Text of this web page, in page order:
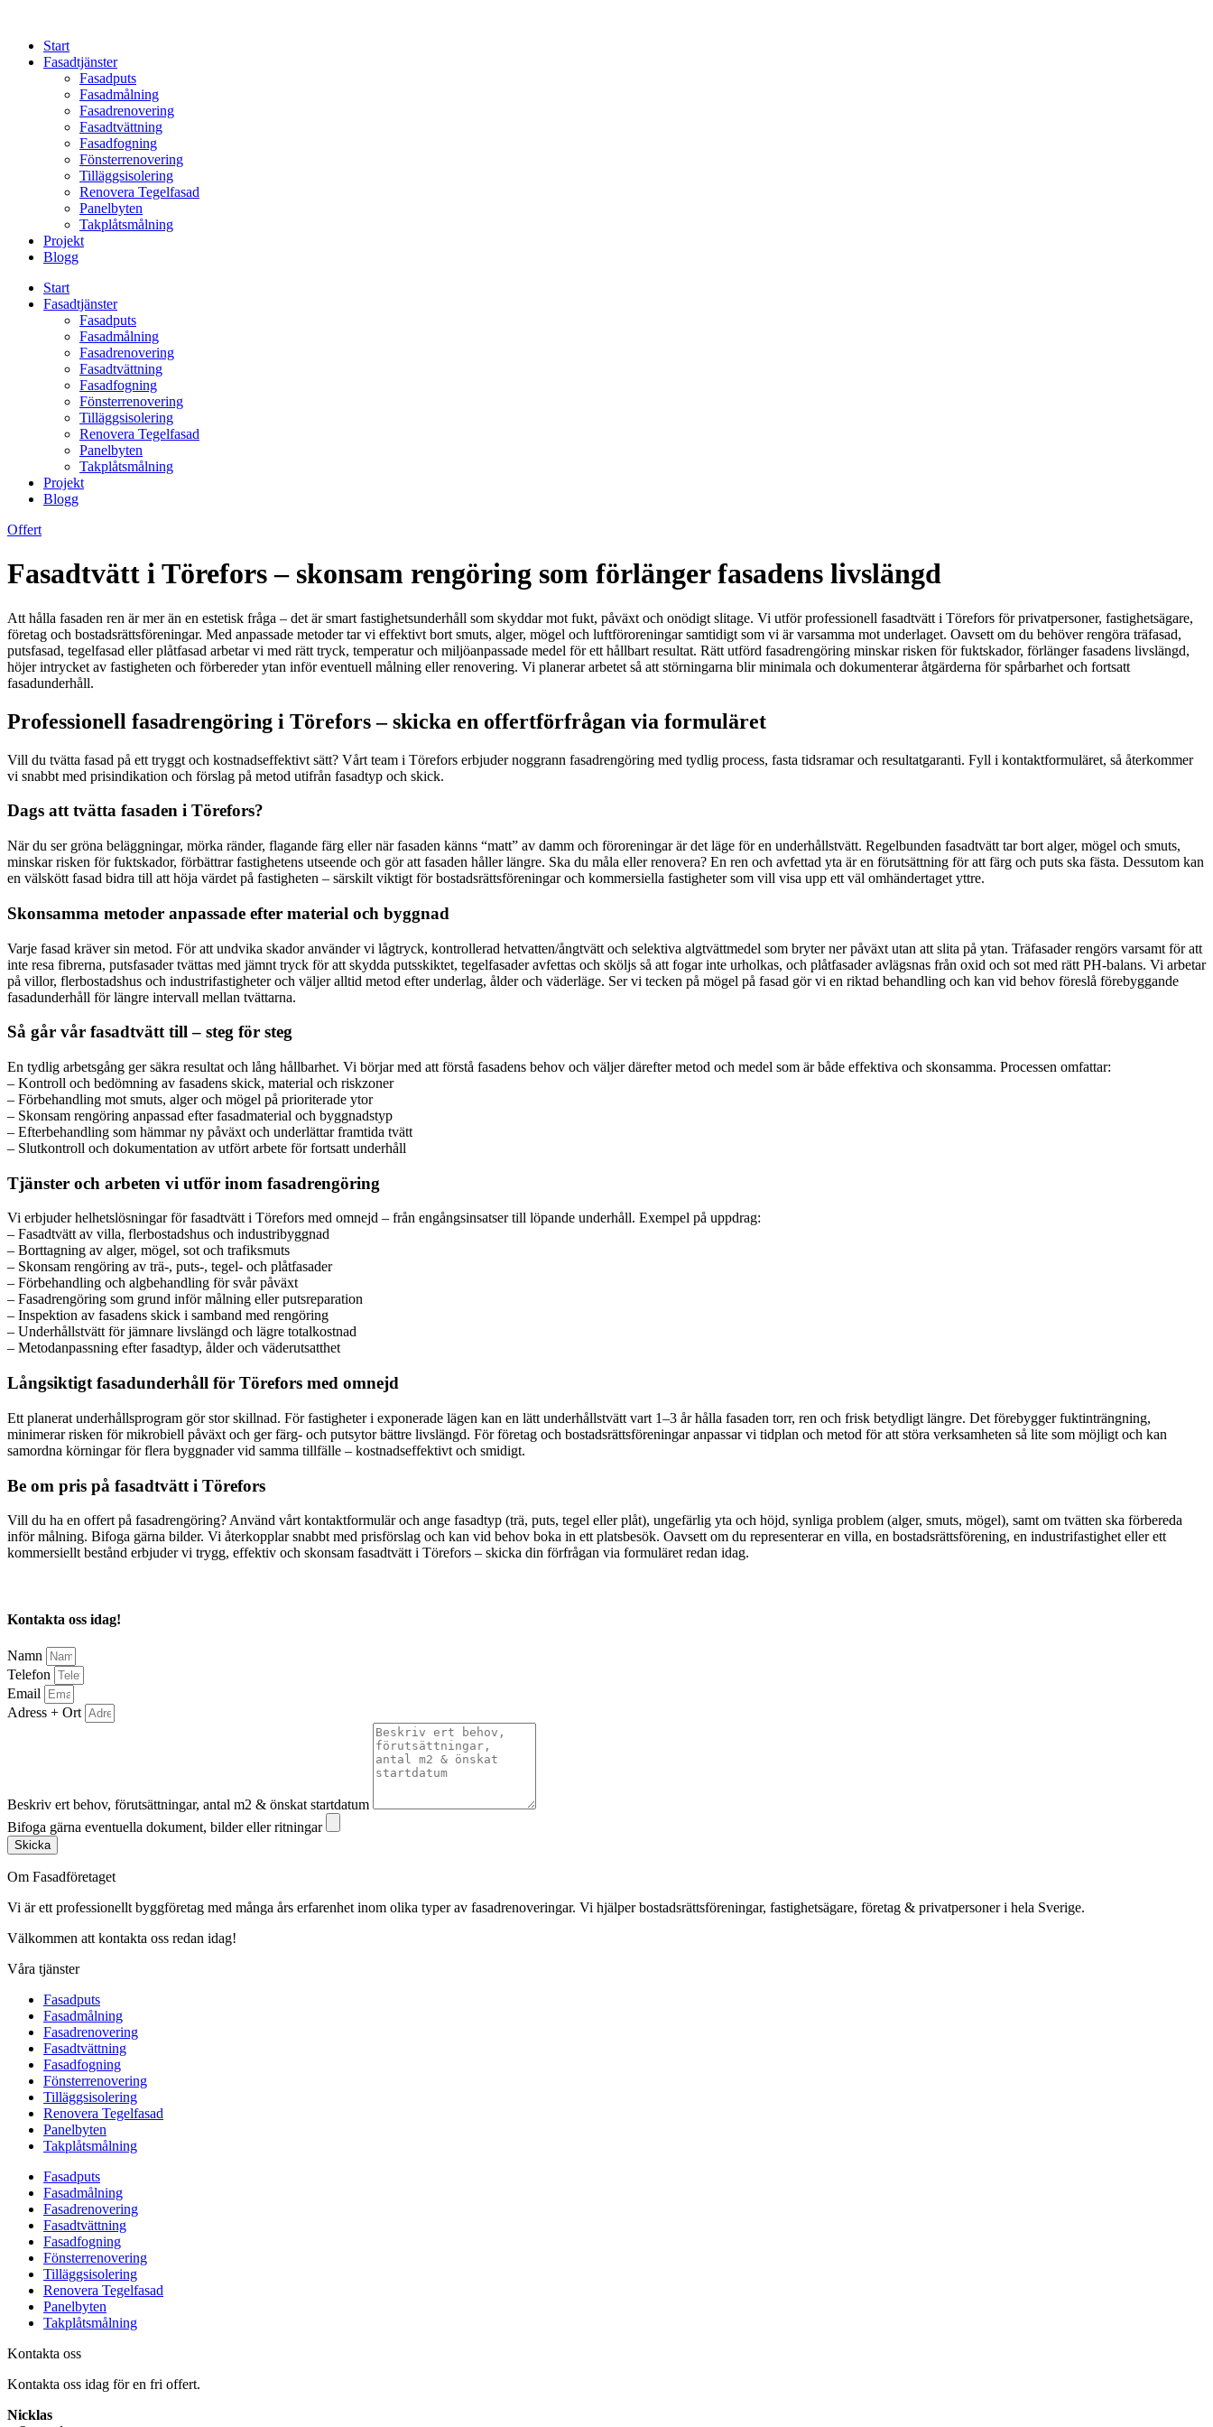
contentStart
Fasadtjänster
Fasadputs
Fasadmålning
Fasadrenovering
Fasadtvättning
Fasadfogning
Fönsterrenovering
Tilläggsisolering
Renovera Tegelfasad
Panelbyten
Takplåtsmålning
Projekt
Blogg
Start
Fasadtjänster
Fasadputs
Fasadmålning
Fasadrenovering
Fasadtvättning
Fasadfogning
Fönsterrenovering
Tilläggsisolering
Renovera Tegelfasad
Panelbyten
Takplåtsmålning
Projekt
Blogg
Offert
Fasadtvätt i Törefors – skonsam rengöring som förlänger fasadens livslängd
Att hålla fasaden ren är mer än en estetisk fråga – det är smart fastighetsunderhåll som skyddar mot fukt, påväxt och onödigt slitage. Vi utför professionell fasadtvätt i Törefors för privatpersoner, fastighetsägare,
företag och bostadsrättsföreningar. Med anpassade metoder tar vi effektivt bort smuts, alger, mögel och luftföroreningar samtidigt som vi är varsamma mot underlaget. Oavsett om du behöver rengöra träfasad,
putsfasad, tegelfasad eller plåtfasad arbetar vi med rätt tryck, temperatur och miljöanpassade medel för ett hållbart resultat. Rätt utförd fasadrengöring minskar risken för fuktskador, förlänger fasadens livslängd,
höjer intrycket av fastigheten och förbereder ytan inför eventuell målning eller renovering. Vi planerar arbetet så att störningarna blir minimala och dokumenterar åtgärderna för spårbarhet och fortsatt
fasadunderhåll.
Professionell fasadrengöring i Törefors – skicka en offertförfrågan via formuläret
Vill du tvätta fasad på ett tryggt och kostnadseffektivt sätt? Vårt team i Törefors erbjuder noggrann fasadrengöring med tydlig process, fasta tidsramar och resultatgaranti. Fyll i kontaktformuläret, så återkommer
vi snabbt med prisindikation och förslag på metod utifrån fasadtyp och skick.
Dags att tvätta fasaden i Törefors?
När du ser gröna beläggningar, mörka ränder, flagande färg eller när fasaden känns “matt” av damm och föroreningar är det läge för en underhållstvätt. Regelbunden fasadtvätt tar bort alger, mögel och smuts,
minskar risken för fuktskador, förbättrar fastighetens utseende och gör att fasaden håller längre. Ska du måla eller renovera? En ren och avfettad yta är en förutsättning för att färg och puts ska fästa. Dessutom kan
en välskött fasad bidra till att höja värdet på fastigheten – särskilt viktigt för bostadsrättsföreningar och kommersiella fastigheter som vill visa upp ett väl omhändertaget yttre.
Skonsamma metoder anpassade efter material och byggnad
Varje fasad kräver sin metod. För att undvika skador använder vi lågtryck, kontrollerad hetvatten/ångtvätt och selektiva algtvättmedel som bryter ner påväxt utan att slita på ytan. Träfasader rengörs varsamt för att
inte resa fibrerna, putsfasader tvättas med jämnt tryck för att skydda putsskiktet, tegelfasader avfettas och sköljs så att fogar inte urholkas, och plåtfasader avlägsnas från oxid och sot med rätt PH-balans. Vi arbetar
på villor, flerbostadshus och industrifastigheter och väljer alltid metod efter underlag, ålder och väderläge. Ser vi tecken på mögel på fasad gör vi en riktad behandling och kan vid behov föreslå förebyggande
fasadunderhåll för längre intervall mellan tvättarna.
Så går vår fasadtvätt till – steg för steg
En tydlig arbetsgång ger säkra resultat och lång hållbarhet. Vi börjar med att förstå fasadens behov och väljer därefter metod och medel som är både effektiva och skonsamma. Processen omfattar:
– Kontroll och bedömning av fasadens skick, material och riskzoner
– Förbehandling mot smuts, alger och mögel på prioriterade ytor
– Skonsam rengöring anpassad efter fasadmaterial och byggnadstyp
– Efterbehandling som hämmar ny påväxt och underlättar framtida tvätt
– Slutkontroll och dokumentation av utfört arbete för fortsatt underhåll
Tjänster och arbeten vi utför inom fasadrengöring
Vi erbjuder helhetslösningar för fasadtvätt i Törefors med omnejd – från engångsinsatser till löpande underhåll. Exempel på uppdrag:
– Fasadtvätt av villa, flerbostadshus och industribyggnad
– Borttagning av alger, mögel, sot och trafiksmuts
– Skonsam rengöring av trä-, puts-, tegel- och plåtfasader
– Förbehandling och algbehandling för svår påväxt
– Fasadrengöring som grund inför målning eller putsreparation
– Inspektion av fasadens skick i samband med rengöring
– Underhållstvätt för jämnare livslängd och lägre totalkostnad
– Metodanpassning efter fasadtyp, ålder och väderutsatthet
Långsiktigt fasadunderhåll för Törefors med omnejd
Ett planerat underhållsprogram gör stor skillnad. För fastigheter i exponerade lägen kan en lätt underhållstvätt vart 1–3 år hålla fasaden torr, ren och frisk betydligt längre. Det förebygger fuktinträngning,
minimerar risken för mikrobiell påväxt och ger färg- och putsytor bättre livslängd. För företag och bostadsrättsföreningar anpassar vi tidplan och metod för att störa verksamheten så lite som möjligt och kan
samordna körningar för flera byggnader vid samma tillfälle – kostnadseffektivt och smidigt.
Be om pris på fasadtvätt i Törefors
Vill du ha en offert på fasadrengöring? Använd vårt kontaktformulär och ange fasadtyp (trä, puts, tegel eller plåt), ungefärlig yta och höjd, synliga problem (alger, smuts, mögel), samt om tvätten ska förbereda
inför målning. Bifoga gärna bilder. Vi återkopplar snabbt med prisförslag och kan vid behov boka in ett platsbesök. Oavsett om du representerar en villa, en bostadsrättsförening, en industrifastighet eller ett
kommersiellt bestånd erbjuder vi trygg, effektiv och skonsam fasadtvätt i Törefors – skicka din förfrågan via formuläret redan idag.
Kontakta oss idag!
Namn
Telefon
Email
Adress + Ort
Beskriv ert behov, förutsättningar, antal m2 & önskat startdatum
Bifoga gärna eventuella dokument, bilder eller ritningar
Skicka
Om Fasadföretaget
Vi är ett professionellt byggföretag med många års erfarenhet inom olika typer av fasadrenoveringar. Vi hjälper bostadsrättsföreningar, fastighetsägare, företag & privatpersoner i hela Sverige.
Välkommen att kontakta oss redan idag!
Våra tjänster
Fasadputs
Fasadmålning
Fasadrenovering
Fasadtvättning
Fasadfogning
Fönsterrenovering
Tilläggsisolering
Renovera Tegelfasad
Panelbyten
Takplåtsmålning
Fasadputs
Fasadmålning
Fasadrenovering
Fasadtvättning
Fasadfogning
Fönsterrenovering
Tilläggsisolering
Renovera Tegelfasad
Panelbyten
Takplåtsmålning
Kontakta oss
Kontakta oss idag för en fri offert.
Nicklas